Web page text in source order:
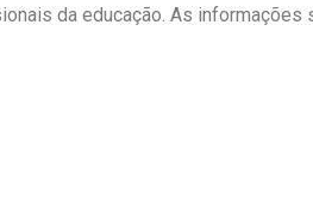
da educação. As informações